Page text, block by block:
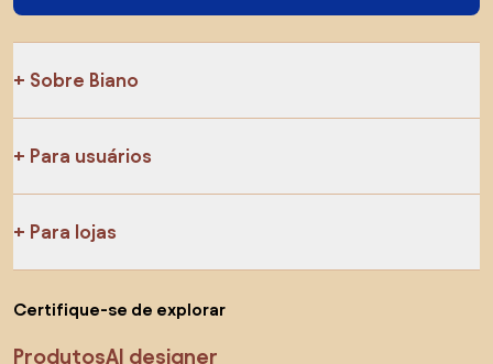
Sobre Biano
Para usuários
Para lojas
Certifique-se de explorar
ProdutosAI designer